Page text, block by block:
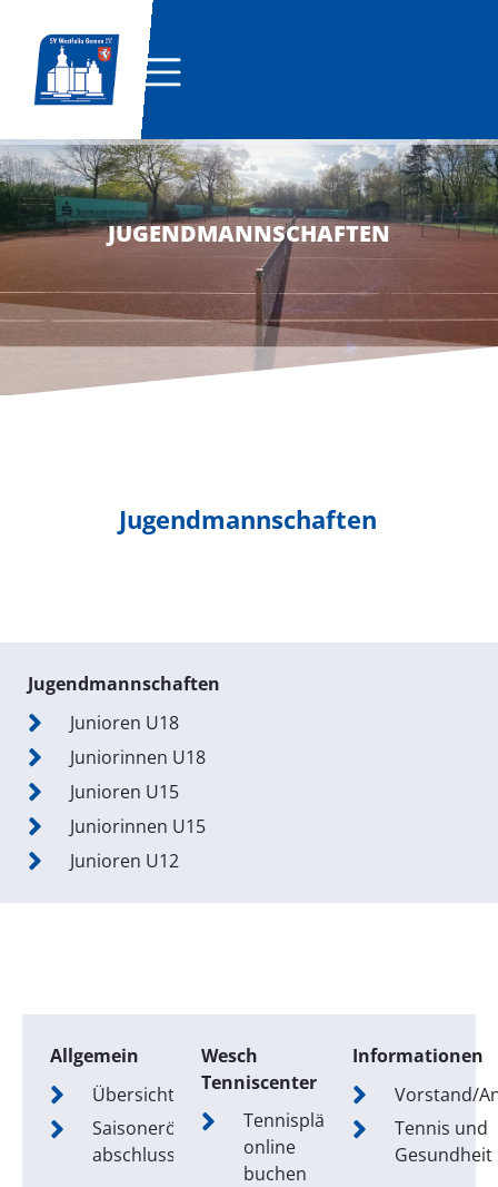
JUGENDMANNSCHAFTEN
Jugendmannschaften
Jugendmannschaften
Junioren U18
Juniorinnen U18
Junioren U15
Juniorinnen U15
Junioren U12
Allgemein
Übersicht
Saisoneröffnung/-
abschluss
Wesch
Tenniscenter
Tennisplätze
online
buchen
Informationen
Vorstand/
Tennis und
Gesundheit